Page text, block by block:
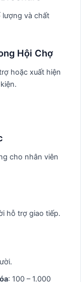
lượng và chất
Hội Chợ
hoặc xuất hiện
cho nhân viên
hỗ trợ giao tiếp.
: 100 – 1.000